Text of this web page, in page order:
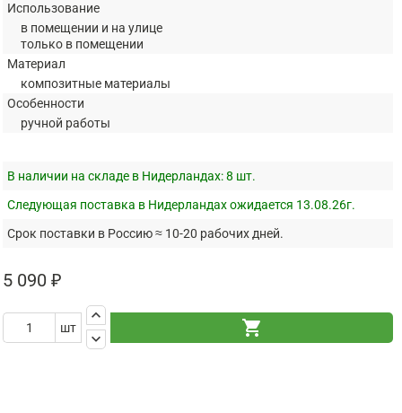
Использование
в помещении и на улице
только в помещении
Материал
композитные материалы
Особенности
ручной работы
В наличии на складе в Нидерландах:8 шт.
Следующая поставка в Нидерландах ожидается 13.08.26г.
Срок поставки в Россию ≈ 10-20 рабочих дней.
5 090 ₽
шт
keyboard_arrow_up
keyboard_arrow_down
shopping_cart